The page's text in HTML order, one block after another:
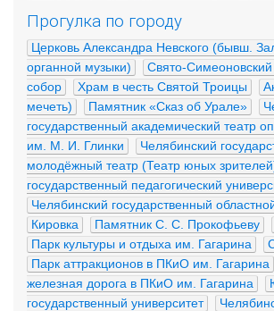
Прогулка по городу
Церковь Александра Невского (бывш.
органной музыки)
Свято-
собор
Храм в честь Святой Троицы
мечеть)
Памятник «Сказ об Урале»
государственный академический театр
им. М. И. Глинки
Челябинский
молодёжный театр (Театр юных
государственный педагогический
Челябинский государственный
Кировка
Памятник С. С. Прокофьеву
Парк культуры и отдыха им. Гагарина
Парк аттракционов в ПКиО им. Гагарина
железная дорога в ПКиО им. Гагарина
государственный университет